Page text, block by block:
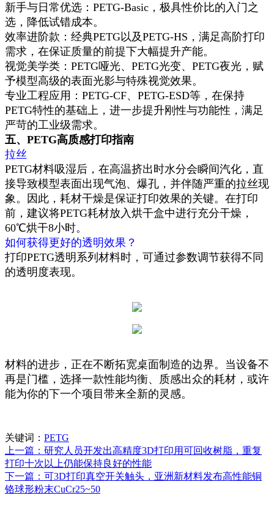
新手与日常优选：PETG-Basic，极具性价比的入门之
选，降低试错成本。
效率进阶款：经典PETG以及PETG-HS，满足高阶打印
需求，在保证质量的前提下大幅提升产能。
视觉美学类：PETG哑光、PETG光变、PETG夜光，赋
予模型高级的表面光影与特殊视觉效果。
专业工程应用：PETG-CF、PETG-ESD等，在保持
PETG特性的基础上，进一步提升刚性与功能性，满足
严苛的工业级需求。
五、PETG高质感打印指南
拉丝
PETG材料吸湿后，在高温挤出时水分会瞬间汽化，直
接导致模型表面出现气泡、爆孔，并伴随严重的拉丝现
象。因此，耗材干燥是保证打印效果的关键。在打印
前，建议将PETG耗材放入烘干盒中进行充分干燥，
60℃烘干8小时。
如何获得更好的透明效果？
打印PETG透明系列材料时，可通过参数调节获得不同
的透明度表现。
材料的进步，正在不断拓宽桌面制造的边界。当设备不
再是门槛，选择一款性能均衡、质感出众的耗材，或许
能为你的下一个项目带来全新的灵感。
关键词： PETG
上一篇：研究人员开发出高精度3D打印用可回收树脂，重复
打印十次以上仍能保持良好的性能
下一篇：可3D打印真空开关触头，亚洲新材料发布高性能铜
铬球形粉末CuCr25~50